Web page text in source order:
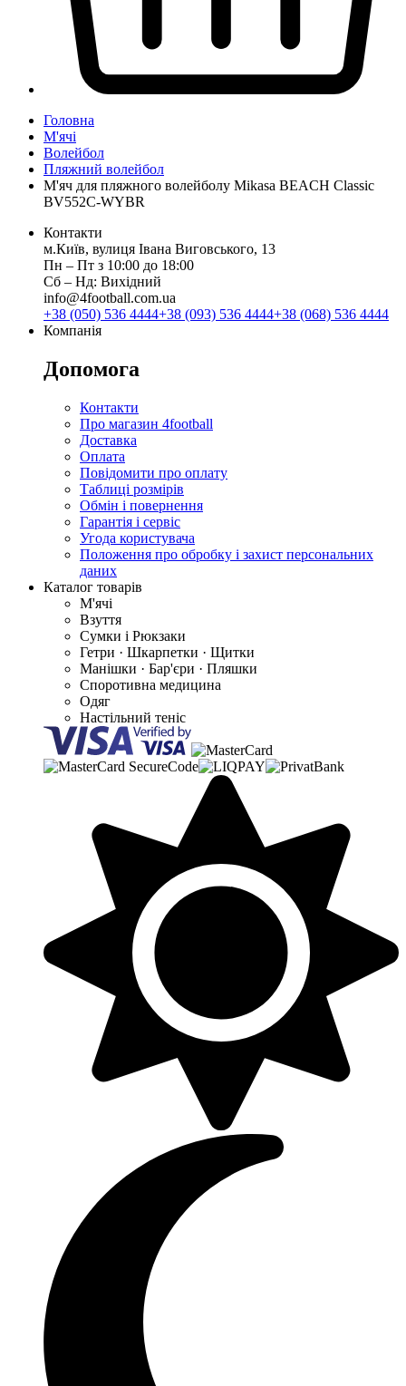
Головна
М'ячі
Волейбол
Пляжний волейбол
М'яч для пляжного волейболу Mikasa BEACH Classic
BV552C-WYBR
Контакти
м.Київ, вулиця Івана Виговського, 13
Пн ‒ Пт з 10:00 до 18:00
Сб ‒ Нд: Вихідний
info@4football.com.ua
+38 (050) 536 4444+38 (093) 536 4444+38 (068) 536 4444
Компанія
Допомога
Контакти
Про магазин 4football
Доставка
Оплата
Повідомити про оплату
Таблиці розмірів
Обмін і повернення
Гарантія і сервіс
Угода користувача
Положення про обробку і захист персональних
даних
Каталог товарів
М'ячі
Взуття
Сумки і Рюкзаки
Гетри · Шкарпетки · Щитки
Манішки · Бар'єри · Пляшки
Споротивна медицина
Одяг
Настільний теніс